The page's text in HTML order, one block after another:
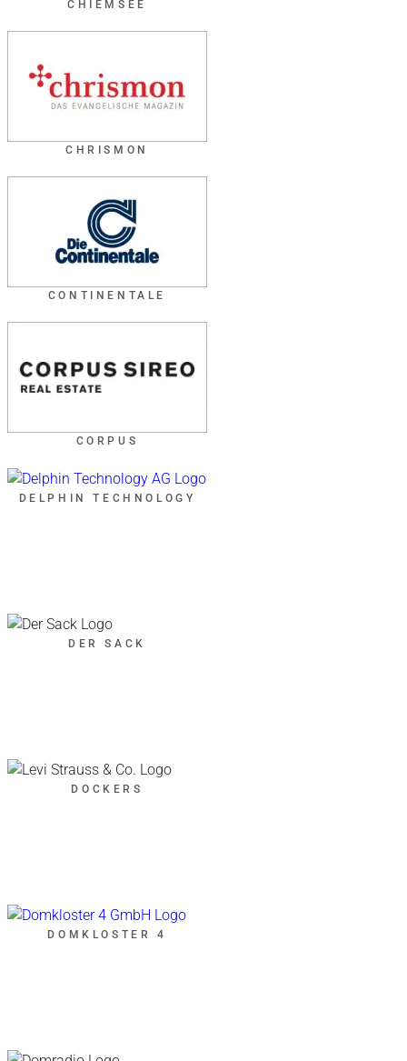
CHIEMSEE
CHRISMON
CONTINENTALE
CORPUS
DELPHIN TECHNOLOGY
DER SACK
DOCKERS
DOMKLOSTER 4